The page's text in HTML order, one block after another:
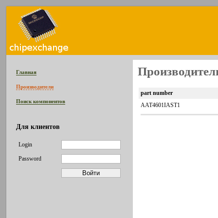
Главная
Производители
Поиск компонентов
Для клиентов
Login
Password
part number
AAT4601IAST1